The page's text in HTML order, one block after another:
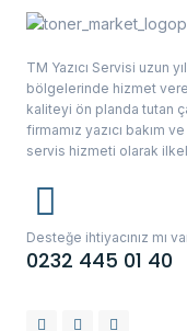
TM Yazıcı Servisi uzun
bölgelerinde hizmet
kaliteyi ön planda tutan
firmamız yazıcı bakım
servis hizmeti olarak
Desteğe ihtiyacınız mı
0232 445 01 40